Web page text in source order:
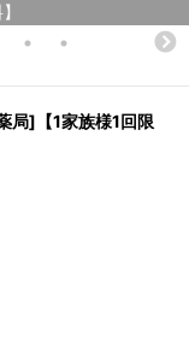
]【1家族様1回限